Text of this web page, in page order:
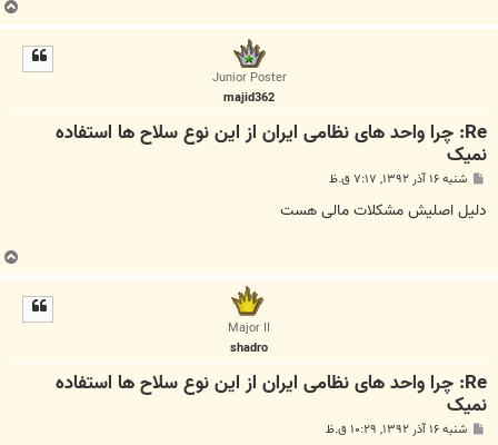
Junior Poster
majid362
Re: چرا واحد های نظامی ایران از این نوع سلاح ها استفاده
نمیک
ت
شنبه ۱۶ آذر ۱۳۹۲, ۷:۱۷ ق.ظ
دلیل اصلیش مشکلات مالی هست
Major II
shadro
Re: چرا واحد های نظامی ایران از این نوع سلاح ها استفاده
نمیک
شنبه ۱۶ آذر ۱۳۹۲, ۱۰:۲۹ ق.ظ